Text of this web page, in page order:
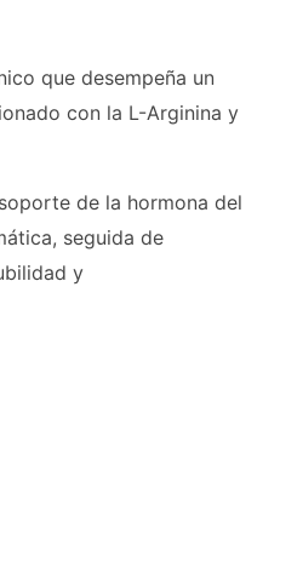
que desempeña un
con la L-Arginina y
de la hormona del
seguida de
y